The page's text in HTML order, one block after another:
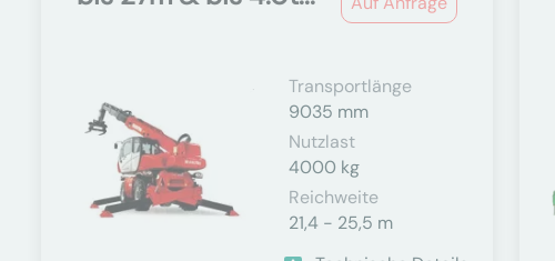
Transportlänge
9035 mm
Nutzlast
4000 kg
Reichweite
21,4 - 25,5 m